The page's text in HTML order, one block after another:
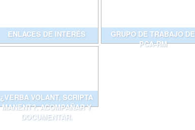
ENLACES DE INTERÉS
GRUPO DE TRABAJO DE
PCA-RM
¿VERBA VOLANT, SCRIPTA
MANENT?. ACOMPAÑAR Y
DOCUMENTAR.